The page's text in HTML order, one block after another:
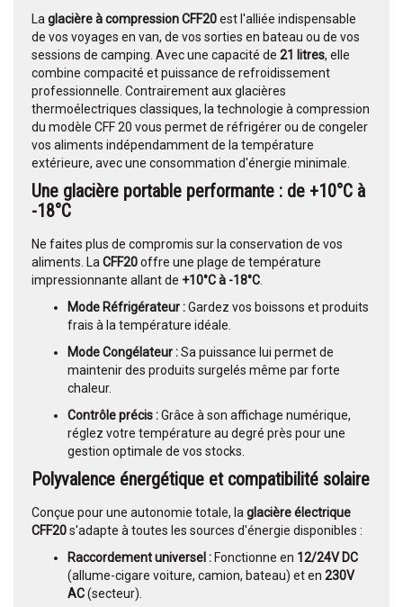
La glacière à compression CFF20est l'alliée indispensable
de vos voyages en van, de vos sorties en bateau ou de vos
sessions de camping. Avec une capacité de 21 litres, elle
combine compacité et puissance de refroidissement
professionnelle. Contrairement aux glacières
thermoélectriques classiques, la technologie à compression
du modèle CFF 20 vous permet de réfrigérer ou de congeler
vos aliments indépendamment de la température
extérieure, avec une consommation d'énergie minimale.
Une glacière portable performante : de +10°C à
-18°C
Ne faites plus de compromis sur la conservation de vos
aliments. La CFF20offre une plage de température
impressionnante allant de +10°C à -18°C
Mode Réfrigérateur :Gardez vos boissons et produits
frais à la température idéale.
Mode Congélateur :Sa puissance lui permet de
maintenir des produits surgelés même par forte
chaleur.
Contrôle précis :Grâce à son affichage numérique,
réglez votre température au degré près pour une
gestion optimale de vos stocks.
Polyvalence énergétique et compatibilité solaire
Conçue pour une autonomie totale, la glacière électrique
CFF20s'adapte à toutes les sources d'énergie disponibles :
Raccordement universel : Fonctionne en 12/24V DC
(allume-cigare voiture, camion, bateau) et en 230V
AC(secteur).